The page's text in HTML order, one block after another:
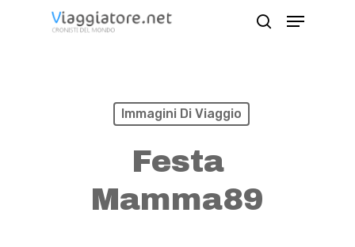
Menu
Immagini Di Viaggio
Festa
Mamma89